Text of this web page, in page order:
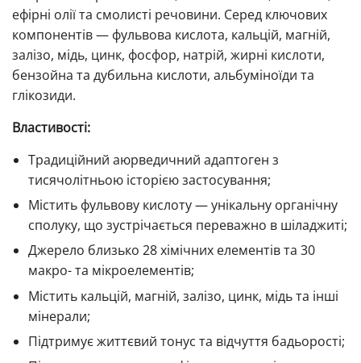
ефірні олії та смолисті речовини. Серед ключових
компонентів — фульвова кислота, кальцій, магній,
залізо, мідь, цинк, фосфор, натрій, жирні кислоти,
бензойна та дубильна кислоти, альбуміноїди та
глікозиди.
Властивості:
Традиційний аюрведичний адаптоген з
тисячолітньою історією застосування;
Містить фульвову кислоту — унікальну органічну
сполуку, що зустрічається переважно в шіладжиті;
Джерело близько 28 хімічних елементів та 30
макро- та мікроелементів;
Містить кальцій, магній, залізо, цинк, мідь та інші
мінерали;
Підтримує життєвий тонус та відчуття бадьорості;